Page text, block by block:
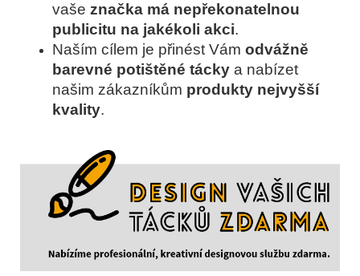
vaše značka má nepřekonatelnou
publicitu na jakékoli akci.
Naším cílem je přinést Vám odvážně
barevné potištěné tácky a nabízet
našim zákazníkům produkty nejvyšší
kvality.